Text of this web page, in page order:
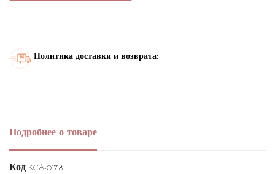
Политика доставки и возврата:
Подробнее о товаре
Код KCA-0178